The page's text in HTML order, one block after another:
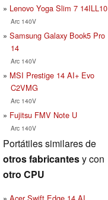
Lenovo Yoga Slim 7 14ILL10
Arc 140V
Samsung Galaxy Book5 Pro
14
Arc 140V
MSI Prestige 14 AI+ Evo
C2VMG
Arc 140V
Fujitsu FMV Note U
Arc 140V
Portátiles similares de
otros fabricantesy con
otro CPU